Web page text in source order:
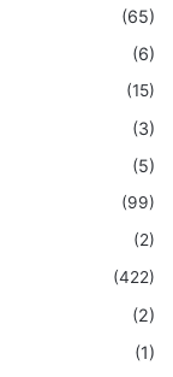
(65)
(6)
(15)
(3)
(5)
(99)
(2)
(422)
(2)
(1)